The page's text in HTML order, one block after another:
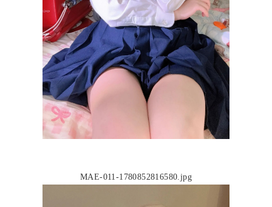
MAE-011-1780852816580.jpg